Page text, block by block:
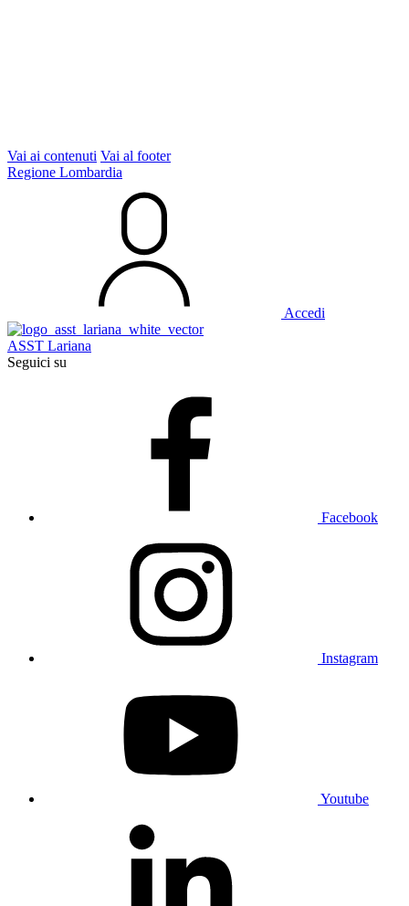
Vai ai contenuti Vai al footer
Regione Lombardia
Accedi
ASST Lariana
Seguici su
Facebook
Instagram
Youtube